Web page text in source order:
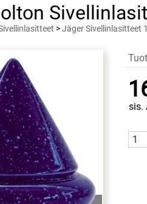
>Jäger Sivellinlasitteet
sis.